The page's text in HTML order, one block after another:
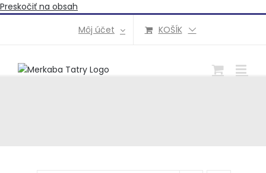
Preskočiť na obsah
Môj účet
KOŠÍK